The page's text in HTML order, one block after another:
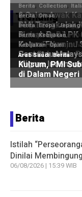
Trending
Berita
Istilah
Dinilai
06/08/2026 | 15:39 WIB